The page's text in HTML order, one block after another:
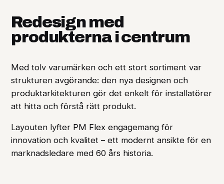
Redesign med
produkterna i centrum
Med tolv varumärken och ett stort sortiment var
strukturen avgörande: den nya designen och
produktarkitekturen gör det enkelt för installatörer
att hitta och förstå rätt produkt.
Layouten lyfter PM Flex engagemang för
innovation och kvalitet – ett modernt ansikte för en
marknadsledare med 60 års historia.